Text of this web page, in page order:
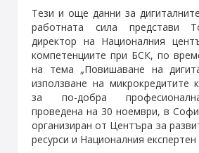
Тези и още данни за
работната сила представи
директор на Националния
компетенциите при БСК, по
на тема „Повишаване на
използване на микрокредитите
за по-добра
проведена на 30 ноември, в
организиран от Центъра за
ресурси и Националния